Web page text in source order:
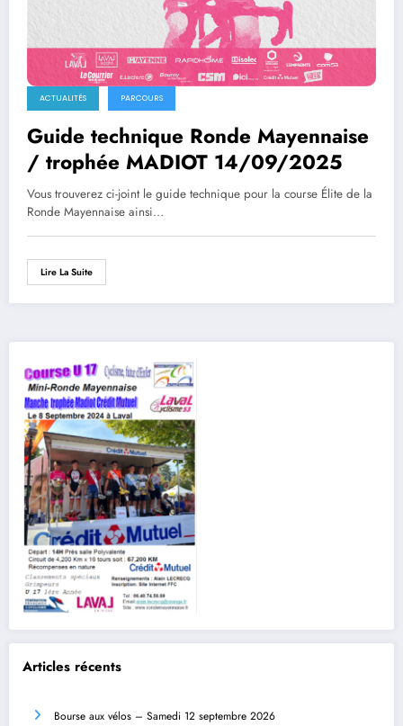
ACTUALITÉS PARCOURS
Guide technique Ronde Mayennaise
/ trophée MADIOT 14/09/2025
Vous trouverez ci-joint le guide technique pour la course Élite de la
Ronde Mayennaise ainsi…
Lire La Suite
Articles récents
Bourse aux vélos – Samedi 12 septembre 2026